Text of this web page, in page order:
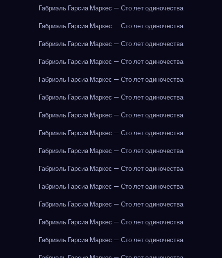
Габриэль Гарсиа Маркес — Сто лет одиночества
Габриэль Гарсиа Маркес — Сто лет одиночества
Габриэль Гарсиа Маркес — Сто лет одиночества
Габриэль Гарсиа Маркес — Сто лет одиночества
Габриэль Гарсиа Маркес — Сто лет одиночества
Габриэль Гарсиа Маркес — Сто лет одиночества
Габриэль Гарсиа Маркес — Сто лет одиночества
Габриэль Гарсиа Маркес — Сто лет одиночества
Габриэль Гарсиа Маркес — Сто лет одиночества
Габриэль Гарсиа Маркес — Сто лет одиночества
Габриэль Гарсиа Маркес — Сто лет одиночества
Габриэль Гарсиа Маркес — Сто лет одиночества
Габриэль Гарсиа Маркес — Сто лет одиночества
Габриэль Гарсиа Маркес — Сто лет одиночества